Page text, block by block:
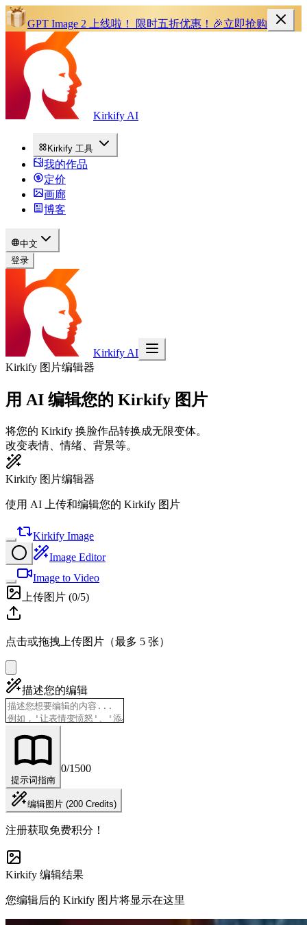
GPT Image 2 上线啦！ 限时五折优惠！ 🎉立即抢购
Kirkify AI
Kirkify 工具
我的作品
定价
画廊
博客
中文
登录
Kirkify AI
Kirkify 图片编辑器
用 AI 编辑您的 Kirkify 图片
将您的 Kirkify 换脸作品转换成无限变体。
改变表情、情绪、背景等。
Kirkify 图片编辑器
使用 AI 上传和编辑您的 Kirkify 图片
Kirkify Image
Image Editor
Image to Video
上传图片 (0/5)
点击或拖拽上传图片（最多 5 张）
描述您的编辑
提示词指南
0/1500
编辑图片 (200 Credits)
注册获取免费积分！
Kirkify 编辑结果
您编辑后的 Kirkify 图片将显示在这里